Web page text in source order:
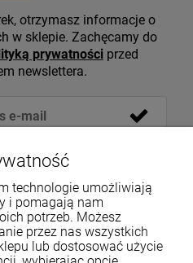
otrzymasz informacje o
w sklepie. Zachęcamy do
prywatności przed
newslettera.
technologie umożliwiają
i pomagają nam
potrzeb. Możesz
przez nas wszystkich
lub dostosować użycie